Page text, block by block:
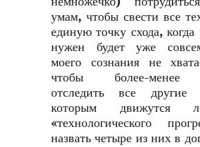
умам, чтобы свести все
единую точку схода, когда
нужен будет уже
моего сознания не
чтобы более-менее
отследить все
которым движутся
«технологического
назвать четыре из них в